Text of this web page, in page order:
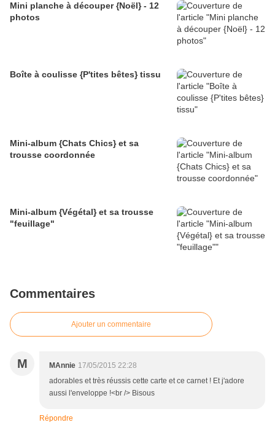
Mini planche à découper {Noël} - 12
photos
Boîte à coulisse {P'tites bêtes} tissu
Mini-album {Chats Chics} et sa
trousse coordonnée
Mini-album {Végétal} et sa trousse
"feuillage"
Commentaires
Ajouter un commentaire
M MAnnie 17/05/2015 22:28
adorables et très réussis cette carte et ce carnet ! Et j'adore
aussi l'enveloppe !<br /> Bisous
Répondre